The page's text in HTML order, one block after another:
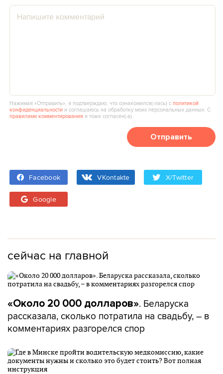
Нажимая «Отправить», я подтверждаю, что ознакомился(‑лась) сполитикой
конфиденциальности и соглашаюсь на обработку моих персональных данных. С
правилами комментирования я тоже согласен(‑а).
Отправить
Facebook VKontakte X/Twitter
Google
сейчас на главной
«Около 20 000 долларов». Беларуска
рассказала, сколько потратила на свадьбу, – в
комментариях разгорелся спор